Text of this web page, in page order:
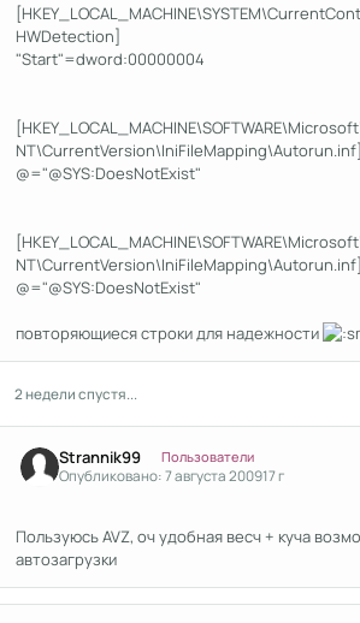
HWDetection]
"Start"=dword:00000004
NT\CurrentVersion\IniFileMapping\Autorun.inf]
@="@SYS:DoesNotExist"
NT\CurrentVersion\IniFileMapping\Autorun.inf]
@="@SYS:DoesNotExist"
повторяющиеся строки для надежности
2 недели спустя...
Strannik99 Пользователи
Опубликовано:7 августа 200917 г
Пользуюсь AVZ, оч удобная весч + куча
автозагрузки